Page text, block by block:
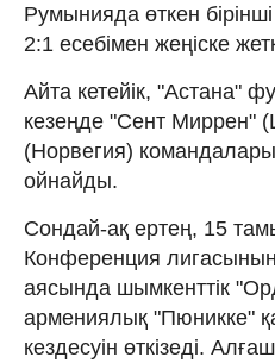
Румынияда өткен
2:1 есебімен жеңіске
Айта кетейік, "Астана"
кезеңде "Сент Миррен"
(Норвегия)
ойнайды.
Сондай-ақ ертең, 15
Конференция лигасының
аясында шымкенттік
армениялық "Пюникке"
кездесуін өткізеді.